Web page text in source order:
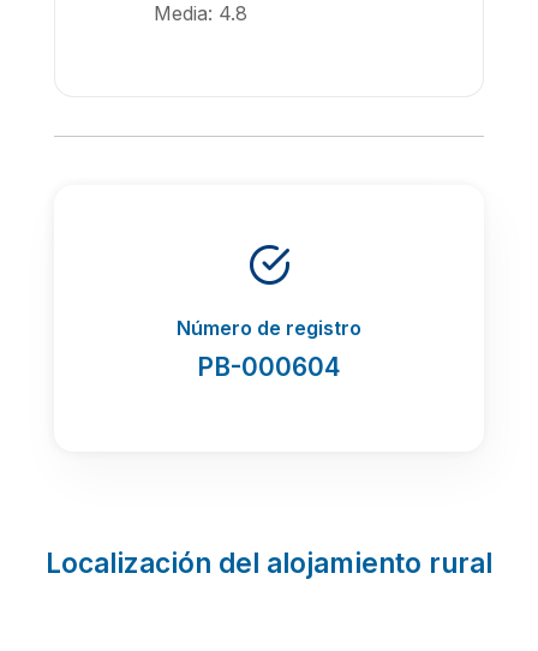
Media: 4.8
Número de registro
PB-000604
Localización del alojamiento rural